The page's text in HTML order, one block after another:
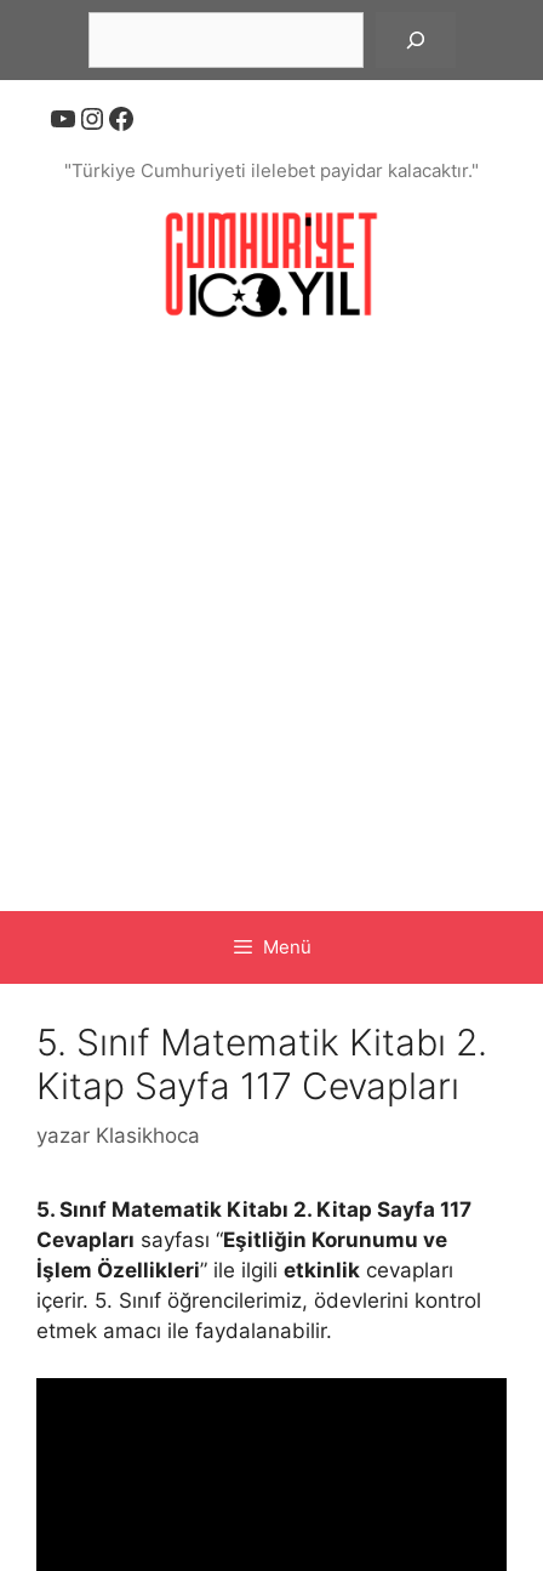
YouTube
Instagram
Facebook
"Türkiye Cumhuriyeti ilelebet payidar kalacaktır."
Menü
5. Sınıf Matematik Kitabı 2.
Kitap Sayfa 117 Cevapları
yazar Klasikhoca
5. Sınıf Matematik Kitabı 2. Kitap Sayfa 117
Cevapları sayfası “Eşitliğin Korunumu ve
İşlem Özellikleri” ile ilgili etkinlik cevapları
içerir. 5. Sınıf öğrencilerimiz, ödevlerini kontrol
etmek amacı ile faydalanabilir.